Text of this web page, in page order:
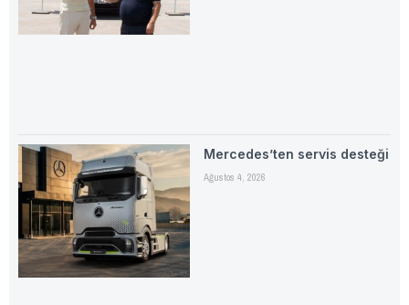
Mercedes’ten servis desteği
Ağustos 4, 2026